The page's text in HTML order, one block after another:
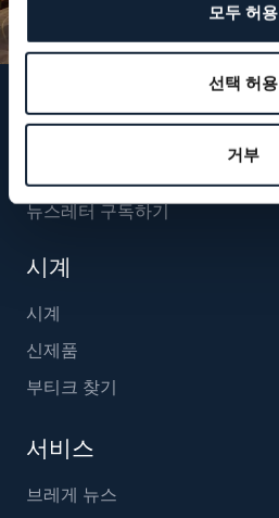
모두 허용
선택 허용
거부
브레게 팔로우하기
뉴스레터 구독하기
시계
시계
신제품
부티크 찾기
서비스
브레게 뉴스